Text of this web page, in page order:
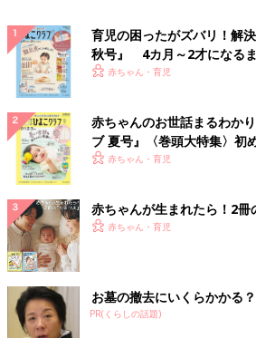
育児の困ったがズバリ！解
秋号』 4カ月～2才になる
いっぱい！
赤ちゃん・育児
赤ちゃんのお世話まるわか
ブ 夏号』〈巻頭大特集〉初
く！ おっぱい・ミルクの基
赤ちゃん・育児
赤ちゃんが生まれたら！2冊
赤ちゃん・育児
お墓の撤去にいくらかかる
PR(くらしの話題)